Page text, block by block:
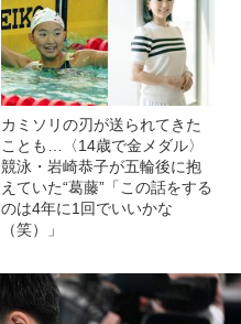
カミソリの刃が送られてきた
ことも…〈14歳で金メダル〉
競泳・岩崎恭子が五輪後に抱
えていた“葛藤”「この話をする
のは4年に1回でいいかな
（笑）」